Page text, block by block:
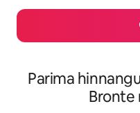
Parima
Bronte